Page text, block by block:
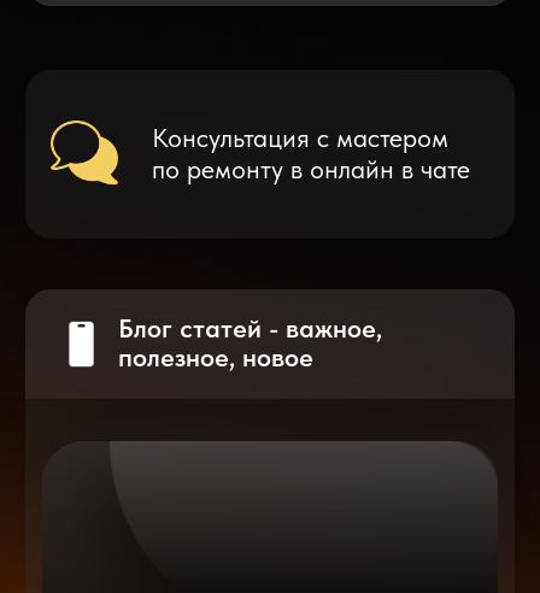
Разблокировка iPhone
Что делать после замены аккумулятора
на смартфоне?